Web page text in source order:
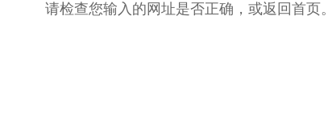
请检查您输入的网址是否正确，或返回首页。